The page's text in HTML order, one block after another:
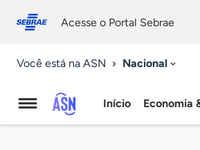
conosco
Acesse o Portal Sebrae
Você está na ASN Nacional
Agência
Início Economia